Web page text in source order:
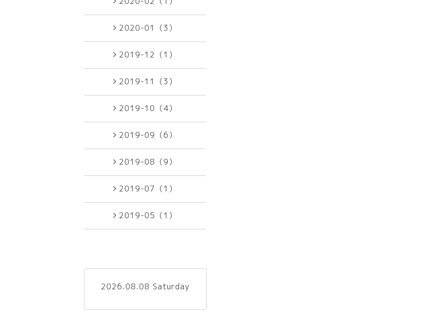
2020-01（3）
2019-12（1）
2019-11（3）
2019-10（4）
2019-09（6）
2019-08（9）
2019-07（1）
2019-05（1）
2026.08.08 Saturday